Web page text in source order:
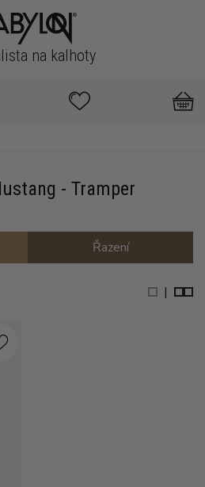
na kalhoty
- Tramper
Řazení
|